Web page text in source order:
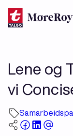
Hopp
Lene og
vi